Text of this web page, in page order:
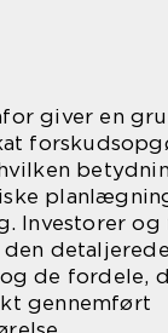
giver en
Investorer og
de fordele,
gennemført